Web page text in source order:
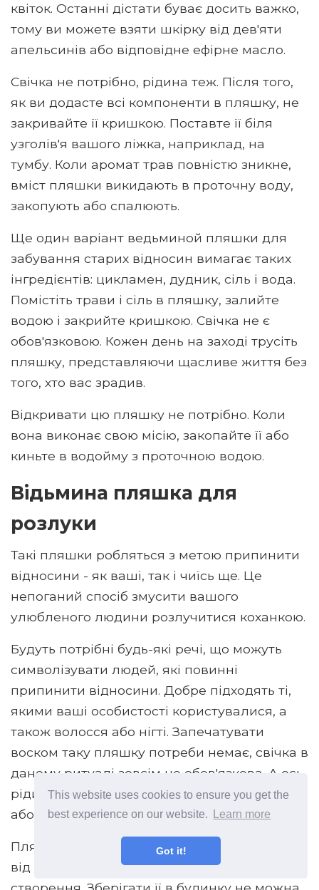
This website uses cookies to ensure you get the
best experience on our website.
Learn more
Got it!
квіток. Останні дістати буває досить важко,
тому ви можете взяти шкірку від дев'яти
апельсинів або відповідне ефірне масло.
Свічка не потрібно, рідина теж. Після того,
як ви додасте всі компоненти в пляшку, не
закривайте її кришкою. Поставте її біля
узголів'я вашого ліжка, наприклад, на
тумбу. Коли аромат трав повністю зникне,
вміст пляшки викидають в проточну воду,
закопують або спалюють.
Ще один варіант ведьминой пляшки для
забування старих відносин вимагає таких
інгредієнтів: цикламен, дудник, сіль і вода.
Помістіть трави і сіль в пляшку, залийте
водою і закрийте кришкою. Свічка не є
обов'язковою. Кожен день на заході трусіть
пляшку, представляючи щасливе життя без
того, хто вас зрадив.
Відкривати цю пляшку не потрібно. Коли
вона виконає свою місію, закопайте її або
киньте в водойму з проточною водою.
Відьмина пляшка для
розлуки
Такі пляшки робляться з метою припинити
відносини - як ваші, так і чиїсь ще. Це
непоганий спосіб змусити вашого
улюбленого людини розлучитися коханкою.
Будуть потрібні будь-які речі, що можуть
символізувати людей, які повинні
припинити відносини. Добре підходять ті,
якими ваші особистості користувалися, а
також волосся або нігті. Запечатувати
воском таку пляшку потреби немає, свічка в
даному ритуалі зовсім не обов'язкова. А ось
рідина потрібна, і це повинен бути або оцет,
або зникле молоко.
Пляшка на розлуку закопується якнайдалі
від вашого житла відразу ж після її